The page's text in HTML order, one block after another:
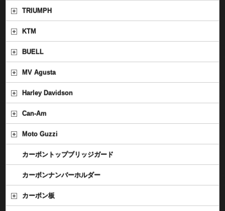
TRIUMPH
KTM
BUELL
MV Agusta
Harley Davidson
Can-Am
Moto Guzzi
カーボントップブリッジガード
カーボンナンバーホルダー
カーボン板